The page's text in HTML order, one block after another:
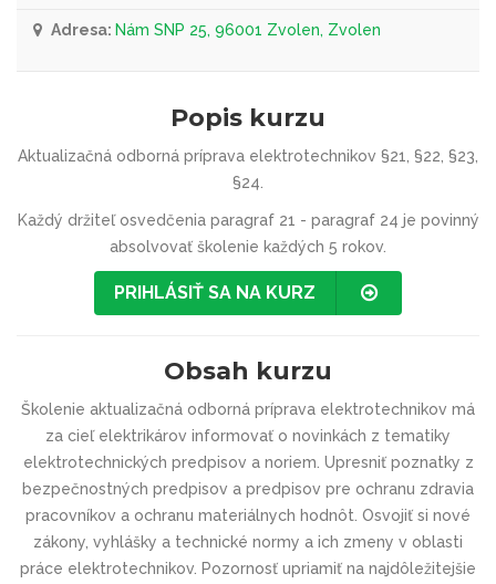
Adresa: Nám SNP 25, 96001 Zvolen, Zvolen
Popis kurzu
Aktualizačná odborná príprava elektrotechnikov §21, §22, §23,
§24.
Každý držiteľ osvedčenia paragraf 21 - paragraf 24 je povinný
absolvovať školenie každých 5 rokov.
PRIHLÁSIŤ SA NA KURZ
Obsah kurzu
Školenie aktualizačná odborná príprava elektrotechnikov má
za cieľ elektrikárov informovať o novinkách z tematiky
elektrotechnických predpisov a noriem. Upresniť poznatky z
bezpečnostných predpisov a predpisov pre ochranu zdravia
pracovníkov a ochranu materiálnych hodnôt. Osvojiť si nové
zákony, vyhlášky a technické normy a ich zmeny v oblasti
práce elektrotechnikov. Pozornosť upriamiť na najdôležitejšie